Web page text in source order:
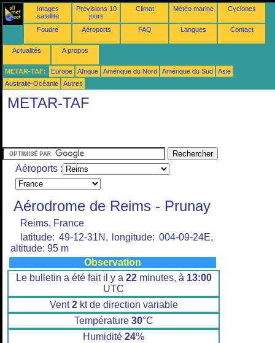
Images
satellite
Prévisions 10
jours
Climat Météo marine Cyclones
Foudre Aéroports FAQ Langues Contact
Actualités A propos
METAR-TAF: Europe Afrique Amérique du Nord Amérique du Sud
Asie
Australie-Océanie
Autres
METAR-TAF
Aéroports :
Aérodrome de Reims - Prunay
Reims, France
latitude: 49-12-31N, longitude: 004-09-24E,
altitude: 95 m
Observation
Le bulletin a été fait il y a 22minutes, à 13:00
UTC
Vent2kt de direction variable
Température 30°C
Humidité 24%